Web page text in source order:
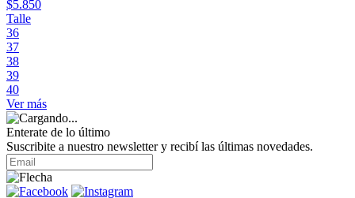
$5.850
Talle
36
37
38
39
40
Ver más
Enterate de lo último
Suscribite a nuestro newsletter y recibí las últimas novedades.